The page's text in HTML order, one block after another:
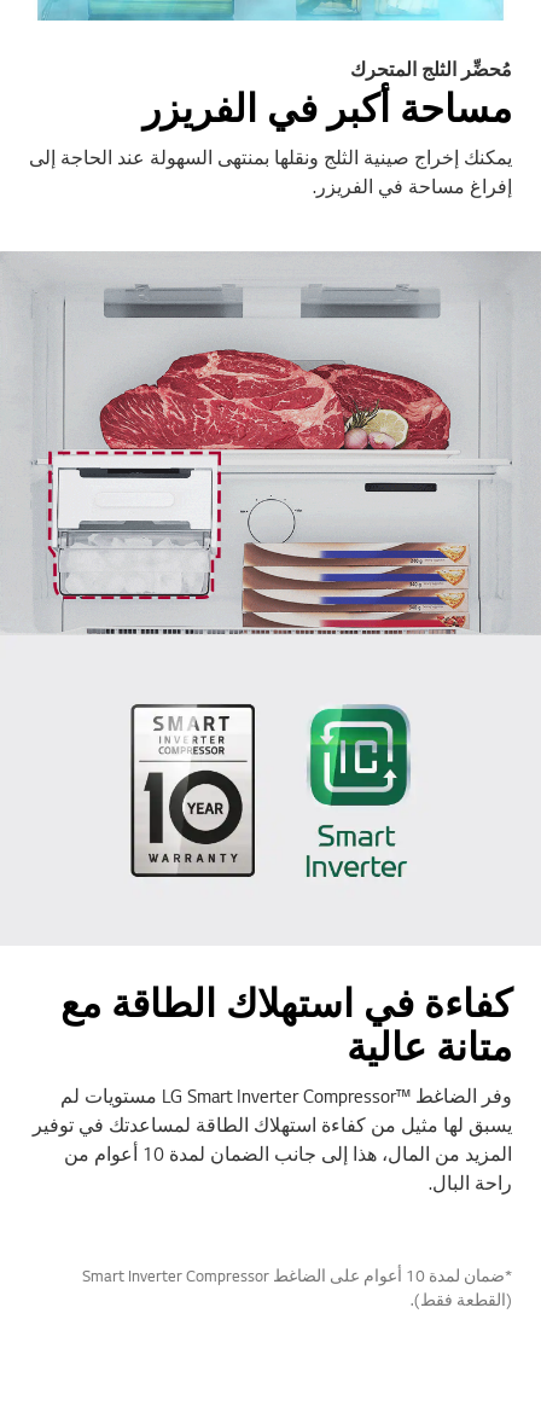
مُحضِّر الثلج المتحرك
مساحة أكبر في الفريزر
يمكنك إخراج صينية الثلج ونقلها بمنتهى السهولة عند الحاجة إلى
إفراغ مساحة في الفريزر.
كفاءة في استهلاك الطاقة مع
متانة عالية
وفر الضاغط LG Smart Inverter Compressor™‎ مستويات لم
يسبق لها مثيل من كفاءة استهلاك الطاقة لمساعدتك في توفير
المزيد من المال، هذا إلى جانب الضمان لمدة 10 أعوام من
راحة البال.
*ضمان لمدة 10 أعوام على الضاغط Smart Inverter Compressor
(القطعة فقط).